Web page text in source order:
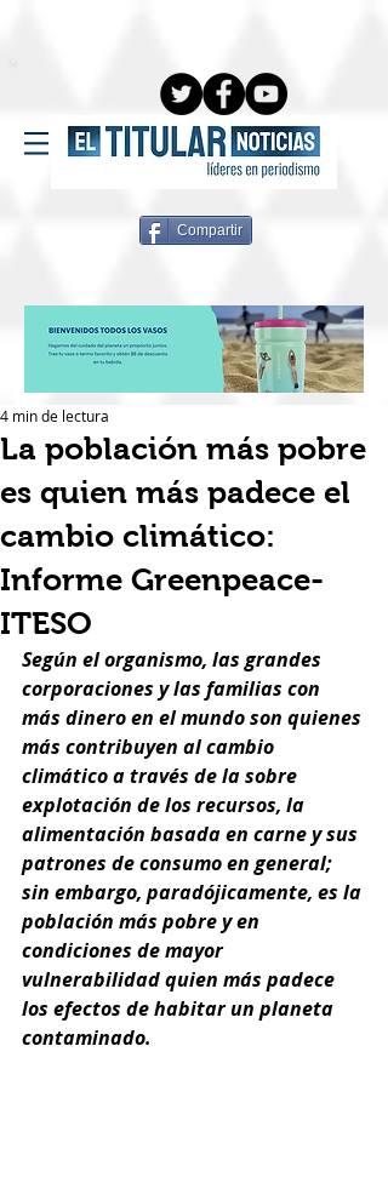
Compartir
La población más pobre
es quien más padece el
cambio climático:
Informe Greenpeace-
ITESO
4 min de lectura
Según el organismo, las grandes
corporaciones y las familias con
más dinero en el mundo son quienes
más contribuyen al cambio
climático a través de la sobre
explotación de los recursos, la
alimentación basada en carne y sus
patrones de consumo en general;
sin embargo, paradójicamente, es la
población más pobre y en
condiciones de mayor
vulnerabilidad quien más padece
los efectos de habitar un planeta
contaminado.